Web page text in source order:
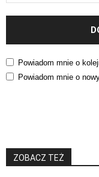
Powiadom mnie o
Powiadom mnie o
ZOBACZ TEŻ